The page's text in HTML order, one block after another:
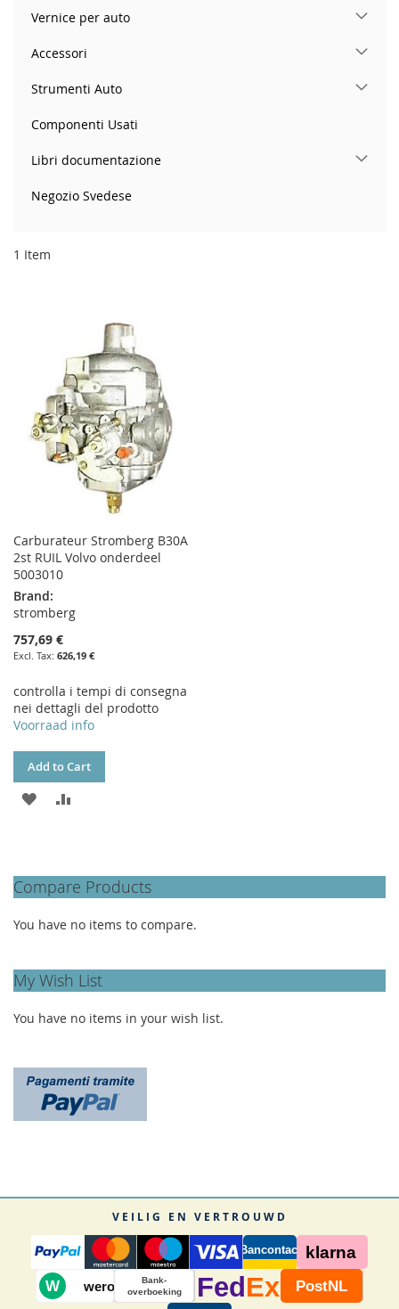
1 Item
Carburateur Stromberg B30A
2st RUIL Volvo onderdeel
5003010
Brand:
stromberg
757,69 €
626,19 €
controlla i tempi di consegna
nei dettagli del prodotto
Voorraad info
Add to Cart
ADD
LIST
Vernice per auto
Accessori
Strumenti Auto
Componenti Usati
Libri documentazione
Negozio Svedese
Compare Products
You have no items to compare.
My Wish List
You have no items in your wish list.
VEILIG EN VERTROUWD
Bancontact klarna
W wero
Bank-
overboeking
Fed Ex PostNL